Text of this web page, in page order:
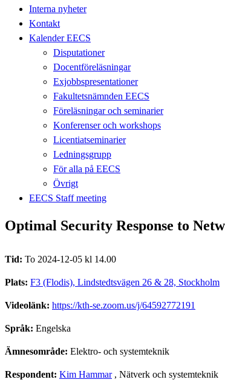
Interna nyheter
Kontakt
Kalender EECS
Disputationer
Docentföreläsningar
Exjobbspresentationer
Fakultetsnämnden EECS
Föreläsningar och seminarier
Konferenser och workshops
Licentiatseminarier
Ledningsgrupp
För alla på EECS
Övrigt
EECS Staff meeting
Optimal Security Response to
Tid: To 2024-12-05 kl 14.00
Plats: F3 (Flodis), Lindstedtsvägen 26 & 28, Stockholm
Videolänk: https://kth-se.zoom.us/j/64592772191
Språk: Engelska
Ämnesområde: Elektro- och systemteknik
Respondent: Kim Hammar, Nätverk och systemteknik